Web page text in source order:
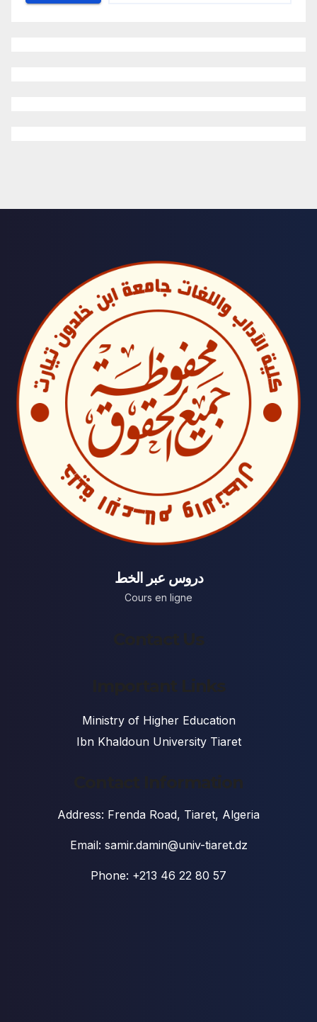
دروس عبر الخط
Cours en ligne
Contact Us
Important Links
Ministry of Higher Education
Ibn Khaldoun University Tiaret
Contact Information
Address: Frenda Road, Tiaret, Algeria
Email: samir.damin@univ-tiaret.dz
Phone: +213 46 22 80 57